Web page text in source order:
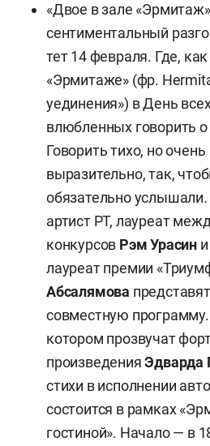
«Двое в зале
сентиментальный
тет 14 февраля. Где,
«Эрмитаже» (фр.
уединения») в День
влюбленных говорить о
Говорить тихо, но очень
выразительно, так,
обязательно
артист РТ, лауреат
конкурсов Рэм Урасин
лауреат премии
Абсалямова представят
совместную
котором прозвучат
произведенияЭдварда
стихи в исполнении
состоится в рамках
гостиной». Начало — в